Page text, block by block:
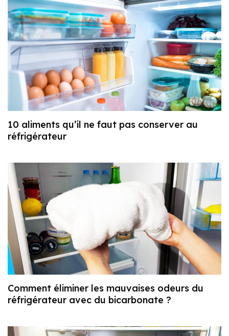
10 aliments qu’il ne faut pas conserver au
réfrigérateur
Comment éliminer les mauvaises odeurs du
réfrigérateur avec du bicarbonate ?